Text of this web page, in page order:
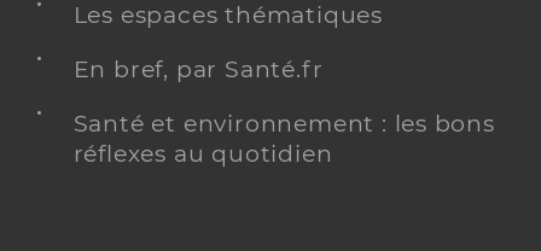
Les espaces thématiques
En bref, par Santé.fr
Santé et environnement : les bons
réflexes au quotidien